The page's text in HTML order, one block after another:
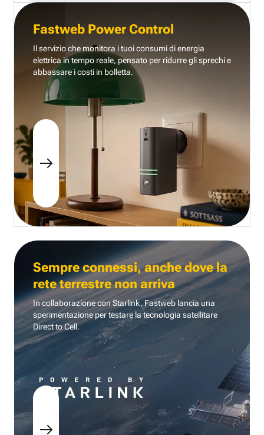
Fastweb Power Control
Il servizio che monitora i tuoi consumi di energia
elettrica in tempo reale, pensato per ridurre gli sprechi e
abbassare i costi in bolletta.
Sempre connessi, anche dove la
rete terrestre non arriva
In collaborazione con Starlink, Fastweb lancia una
sperimentazione per testare la tecnologia satellitare
Direct to Cell.